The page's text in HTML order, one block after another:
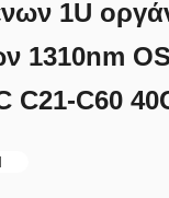
1U
1310nm
C21-C60